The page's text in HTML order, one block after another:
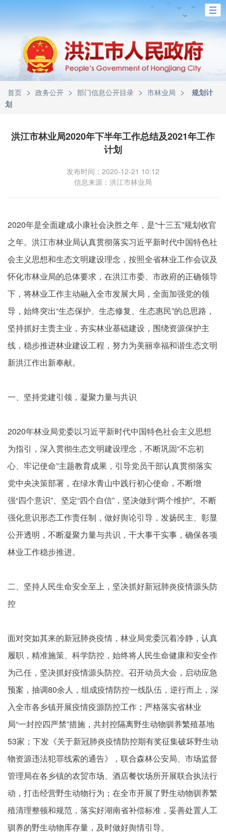
首页 > 政务公开 > 部门信息公开目录 > 市林业局 >
规划计
划
洪江市林业局2020年下半年工作总结及2021年工作
计划
发布时间：2020-12-21 10:12
信息来源：洪江市林业局
2020年是全面建成小康社会决胜之年，是“十三五”规划收官
之年。洪江市林业局认真贯彻落实习近平新时代中国特色社
会主义思想和生态文明建设理念，按照全省林业工作会议及
怀化市林业局的总体要求，在洪江市委、市政府的正确领导
下，将林业工作主动融入全市发展大局，全面加强党的领
导，始终突出“生态保护、生态修复、生态惠民”的总思路，
坚持抓好主责主业，夯实林业基础建设，围绕资源保护主
线，稳步推进林业建设工程，努力为美丽幸福和谐生态文明
新洪江作出新奉献。
一、坚持党建引领，凝聚力量与共识
2020年林业局党委以习近平新时代中国特色社会主义思想
为指引，深入贯彻生态文明建设理念，不断巩固“不忘初
心、牢记使命”主题教育成果，引导党员干部认真贯彻落实
党中央决策部署，在绿水青山中践行初心使命，不断增
强“四个意识”、坚定“四个自信”，坚决做到“两个维护”。不断
强化意识形态工作责任制，做好舆论引导，发扬民主、彰显
公开透明，不断凝聚力量与共识，干大事干实事，确保各项
林业工作稳步推进。
二、坚持人民生命安全至上，坚决抓好新冠肺炎疫情源头防
控
面对突如其来的新冠肺炎疫情，林业局党委沉着冷静，认真
履职，精准施策、科学防控，始终将人民生命健康和安全作
为己任，坚决抓好疫情源头防控。召开动员大会，启动应急
预案，抽调80余人，组成疫情防控一线队伍，逆行而上，深
入全市各乡镇开展疫情疫源防控工作；严格落实省林业
局“一封控四严禁”措施，共封控隔离野生动物驯养繁殖基地
53家；下发《关于新冠肺炎疫情防控期有奖征集破坏野生动
物资源违法犯罪线索的通告》，联合森林公安局、市场监督
管理局在各乡镇的农贸市场、酒店餐饮场所开展联合执法行
动，打击经营野生动物行为；在全市开展了野生动物驯养繁
殖清理整顿和规范，落实好湖南省补偿标准，妥善处置人工
驯养的野生动物库存量，及时做好舆情引导。